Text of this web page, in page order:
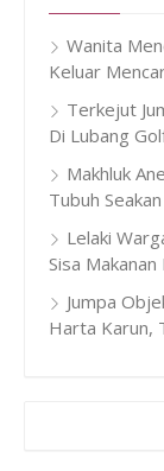
Wanita
Keluar
Terkejut
Di Lubang
Makhluk
Tubuh
Lelaki
Sisa
Jumpa
Harta Karun,